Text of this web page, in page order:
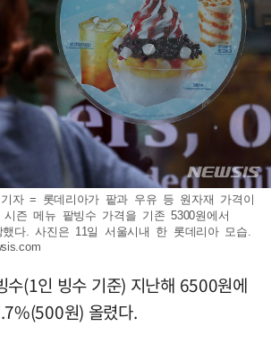
자 = 롯데리아가 팥과 우유 등 원자재 가격이
즌 메뉴 팥빙수 가격을 기존 5300원에서
했다. 사진은 11일 서울시내 한 롯데리아 모습.
수(1인 빙수 기준) 지난해 6500원에
원) 올렸다.